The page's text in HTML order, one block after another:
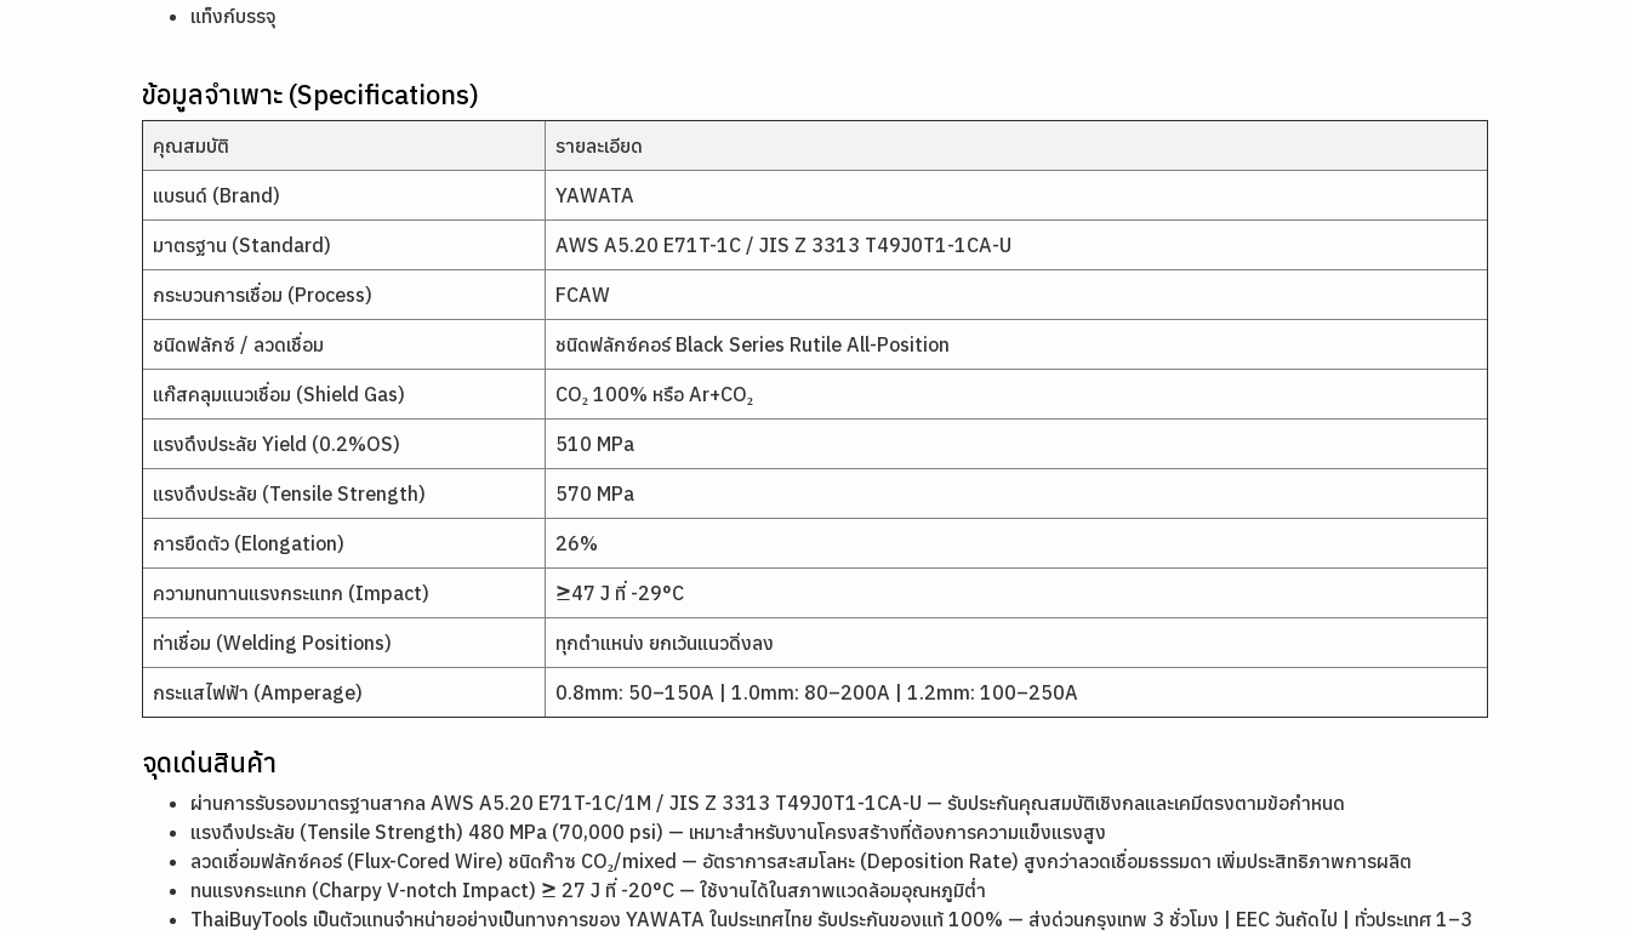
แท็งก์บรรจุ
ข้อมูลจำเพาะ (Specifications)
คุณสมบัติ รายละเอียด
แบรนด์ (Brand) YAWATA
มาตรฐาน (Standard) AWS A5.20 E71T-1C / JIS Z 3313 T49J0T1-1CA-U
กระบวนการเชื่อม (Process) FCAW
ชนิดฟลักซ์ / ลวดเชื่อม ชนิดฟลักซ์คอร์ Black Series Rutile All-Position
แก๊สคลุมแนวเชื่อม (Shield Gas) CO₂ 100% หรือ Ar+CO₂
แรงดึงประลัย Yield (0.2%OS) 510 MPa
แรงดึงประลัย (Tensile Strength) 570 MPa
การยืดตัว (Elongation) 26%
ความทนทานแรงกระแทก (Impact) ≥47 J ที่ -29°C
ท่าเชื่อม (Welding Positions) ทุกตำแหน่ง ยกเว้นแนวดิ่งลง
กระแสไฟฟ้า (Amperage) 0.8mm: 50–150A | 1.0mm: 80–200A | 1.2mm: 100–250A
จุดเด่นสินค้า
ผ่านการรับรองมาตรฐานสากล AWS A5.20 E71T-1C/1M / JIS Z 3313 T49J0T1-1CA-U — รับประกันคุณสมบัติเชิงกลและเคมีตรงตามข้อกำหนด
แรงดึงประลัย (Tensile Strength) 480 MPa (70,000 psi) — เหมาะสำหรับงานโครงสร้างที่ต้องการความแข็งแรงสูง
ลวดเชื่อมฟลักซ์คอร์ (Flux-Cored Wire) ชนิดก๊าซ CO₂/mixed — อัตราการสะสมโลหะ (Deposition Rate) สูงกว่าลวดเชื่อมธรรมดา เพิ่มประสิทธิภาพการผลิต
ทนแรงกระแทก (Charpy V-notch Impact) ≥ 27 J ที่ -20°C — ใช้งานได้ในสภาพแวดล้อมอุณหภูมิต่ำ
ThaiBuyTools เป็นตัวแทนจำหน่ายอย่างเป็นทางการของ YAWATA ในประเทศไทย รับประกันของแท้ 100% — ส่งด่วนกรุงเทพ 3 ชั่วโมง | EEC วันถัดไป | ทั่วประเทศ 1–3